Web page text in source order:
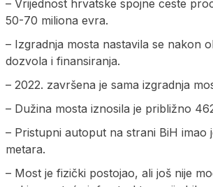
– Vrijednost hrvatske spojne ceste
50-70 miliona evra.
– Izgradnja mosta nastavila se nakon
dozvola i finansiranja.
– 2022. završena je sama izgradnja
– Dužina mosta iznosila je približno
– Pristupni autoput na strani BiH imao
metara.
– Most je fizički postojao, ali još nije